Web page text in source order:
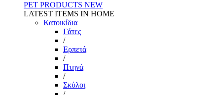
PET PRODUCTS NEW
LATEST ITEMS IN HOME
Κατοικίδια
Γάτες
/
Ερπετά
/
Πτηνά
/
Σκύλοι